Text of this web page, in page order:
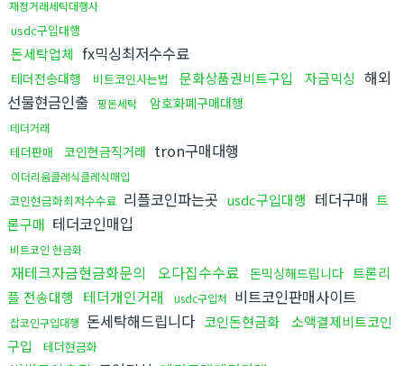
재정거래세탁대행사
usdc구입대행
돈세탁업체 fx믹싱최저수수료
테더전송대행 비트코인사는법 문화상품권비트구입 자금믹싱 해외
선물현금인출 핑돈세탁 암호화폐구매대행
테더거래
테더판매 코인현금직거래 tron구매대행
이더리움클레식클레식매입
코인현금화최저수수료 리플코인파는곳 usdc구입대행 테더구매 트
론구매 테더코인매입
비트코인 현금화
재테크자금현금화문의 오다집수수료 돈믹싱해드립니다 트론리
플 전송대행
테더개인거래 usdc구입처 비트코인판매사이트
잡코인구입대행 돈세탁해드립니다 코인돈현금화
소액결제비트코인
구입
테더현금화